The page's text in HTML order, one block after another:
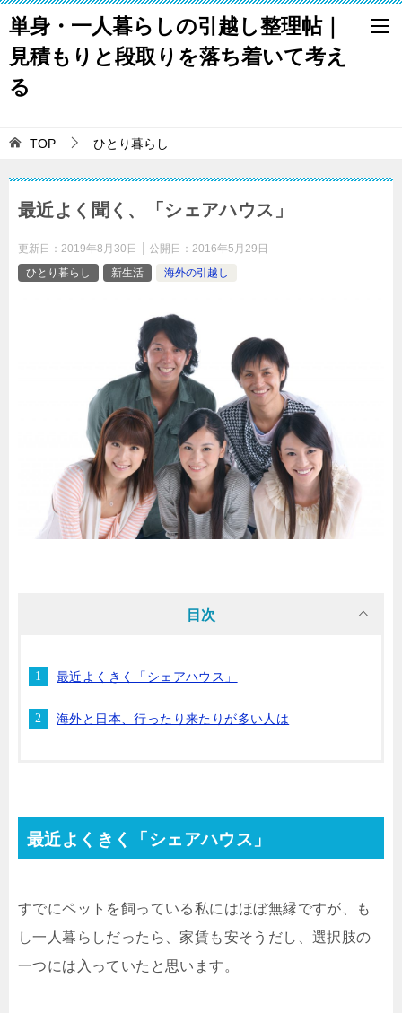
単身・一人暮らしの引越し整理帖｜
見積もりと段取りを落ち着いて考え
る
TOP ひとり暮らし
最近よく聞く、「シェアハウス」
更新日： 2019年8月30日 公開日： 2016年5月29日
ひとり暮らし
新生活 海外の引越し
目次
最近よくきく「シェアハウス」
海外と日本、行ったり来たりが多い人は
最近よくきく「シェアハウス」
すでにペットを飼っている私にはほぼ無縁ですが、も
し一人暮らしだったら、家賃も安そうだし、選択肢の
一つには入っていたと思います。